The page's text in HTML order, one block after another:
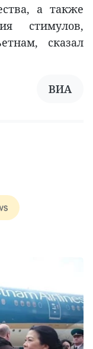
а также
стимулов,
сказал
ВИА